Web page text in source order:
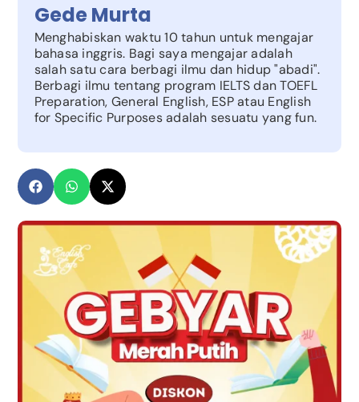
Gede Murta
Menghabiskan waktu 10 tahun untuk mengajar
bahasa inggris. Bagi saya mengajar adalah
salah satu cara berbagi ilmu dan hidup "abadi".
Berbagi ilmu tentang program IELTS dan TOEFL
Preparation, General English, ESP atau English
for Specific Purposes adalah sesuatu yang fun.